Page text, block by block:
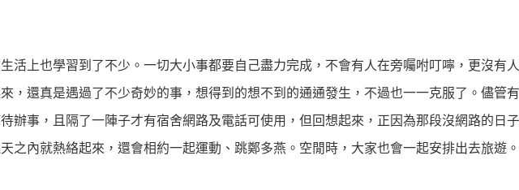
活上也學習到了不少。一切大小事都要自己盡力完成，不會有人在旁囑咐叮嚀，更沒有
，還真是遇過了不少奇妙的事，想得到的想不到的通通發生，不過也一一克服了。儘管
辦事，且隔了一陣子才有宿舍網路及電話可使用，但回想起來，正因為那段沒網路的日
之內就熱絡起來，還會相約一起運動、跳鄭多燕。空閒時，大家也會一起安排出去旅遊。